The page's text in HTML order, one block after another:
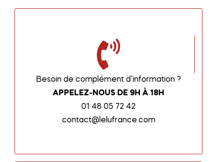
Besoin de complément d’information ?
APPELEZ-NOUS DE 9H À 18H
01 48 05 72 42
contact@lelufrance.com